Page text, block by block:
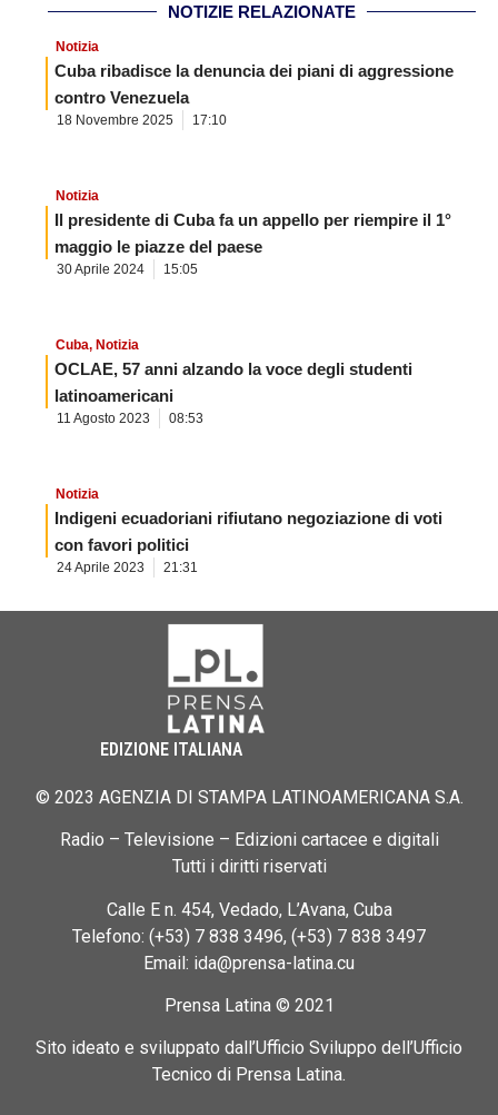
NOTIZIE RELAZIONATE
Notizia
Cuba ribadisce la denuncia dei piani di aggressione
contro Venezuela
18 Novembre 2025 17:10
Notizia
Il presidente di Cuba fa un appello per riempire il 1°
maggio le piazze del paese
30 Aprile 2024 15:05
Cuba, Notizia
OCLAE, 57 anni alzando la voce degli studenti
latinoamericani
11 Agosto 2023 08:53
Notizia
Indigeni ecuadoriani rifiutano negoziazione di voti
con favori politici
24 Aprile 2023 21:31
EDIZIONE ITALIANA
© 2023 AGENZIA DI STAMPA LATINOAMERICANA S.A.
Radio – Televisione – Edizioni cartacee e digitali
Tutti i diritti riservati
Calle E n. 454, Vedado, L’Avana, Cuba
Telefono: (+53) 7 838 3496, (+53) 7 838 3497
Email: ida@prensa-latina.cu
Prensa Latina © 2021
Sito ideato e sviluppato dall’Ufficio Sviluppo dell’Ufficio
Tecnico di Prensa Latina.